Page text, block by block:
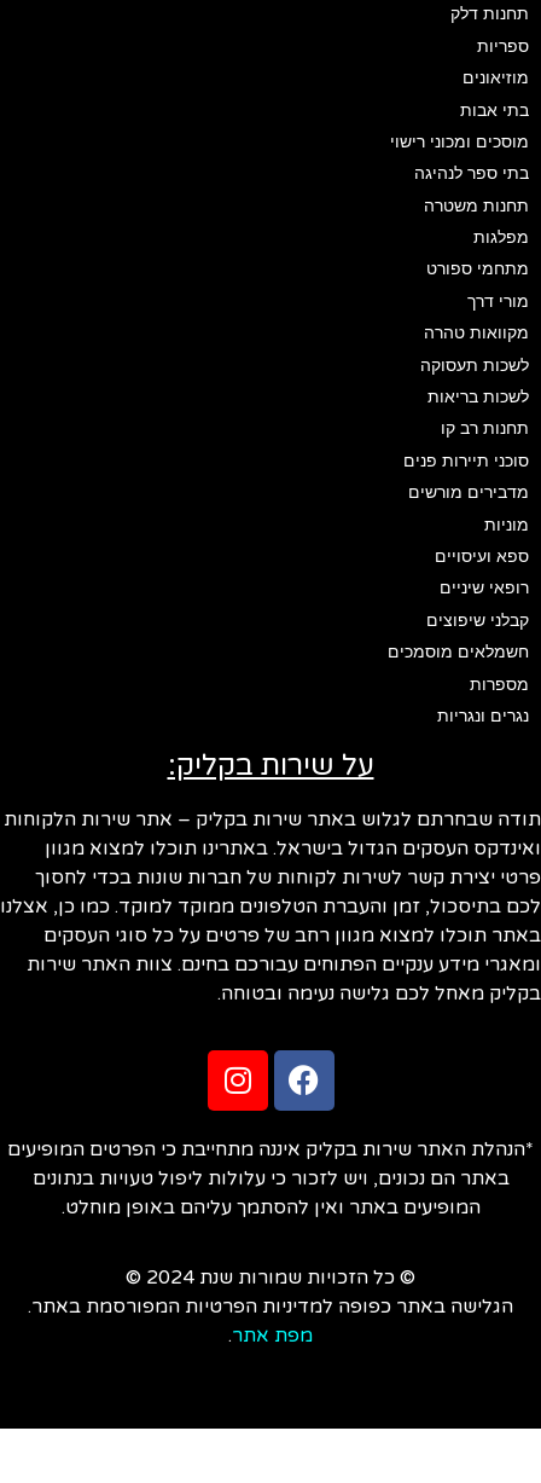
תחנות דלק
ספריות
מוזיאונים
בתי אבות
מוסכים ומכוני רישוי
בתי ספר לנהיגה
תחנות משטרה
מפלגות
מתחמי ספורט
מורי דרך
מקוואות טהרה
לשכות תעסוקה
לשכות בריאות
תחנות רב קו
סוכני תיירות פנים
מדבירים מורשים
מוניות
ספא ועיסויים
רופאי שיניים
קבלני שיפוצים
חשמלאים מוסמכים
מספרות
נגרים ונגריות
על שירות בקליק:
שבחרתם לגלוש באתר שירות בקליק – אתר שירות הלקוחות
העסקים הגדול בישראל. באתרינו תוכלו למצוא מגוון
יצירת קשר לשירות לקוחות של חברות שונות בכדי לחסוך
בתיסכול, זמן והעברת הטלפונים ממוקד למוקד. כמו כן, אצלנו
תוכלו למצוא מגוון רחב של פרטים על כל סוגי העסקים
מידע ענקיים הפתוחים עבורכם בחינם. צוות האתר שירות
מאחל לכם גלישה נעימה ובטוחה.
האתר שירות בקליק איננה מתחייבת כי הפרטים המופיעים
באתר הם נכונים, ויש לזכור כי עלולות ליפול טעויות בנתונים
המופיעים באתר ואין להסתמך עליהם באופן מוחלט.
© כל הזכויות שמורות שנת 2024 ©
הגלישה באתר כפופה למדיניות הפרטיות המפורסמת באתר.
מפת אתר.